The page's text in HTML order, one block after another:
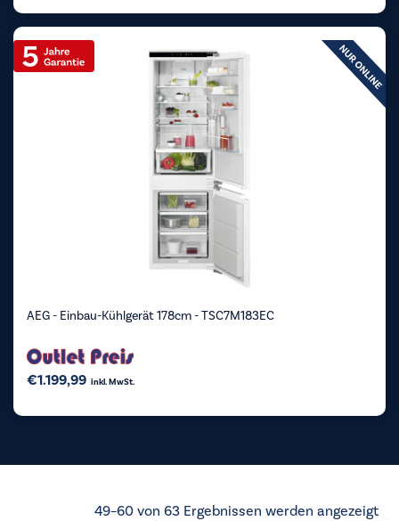
AEG - Einbau-Kühlgerät 178cm - TSC7M183EC
€1.199,99 inkl. MwSt.
49–60 von 63 Ergebnissen werden angezeigt